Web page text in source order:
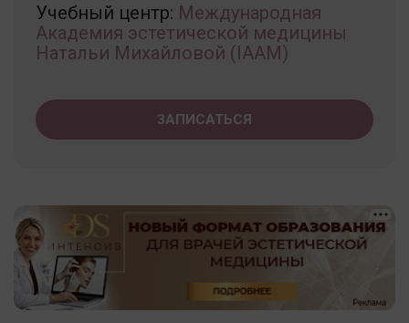
Учебный центр: Международная
Академия эстетической медицины
Натальи Михайловой (IAAM)
ЗАПИСАТЬСЯ